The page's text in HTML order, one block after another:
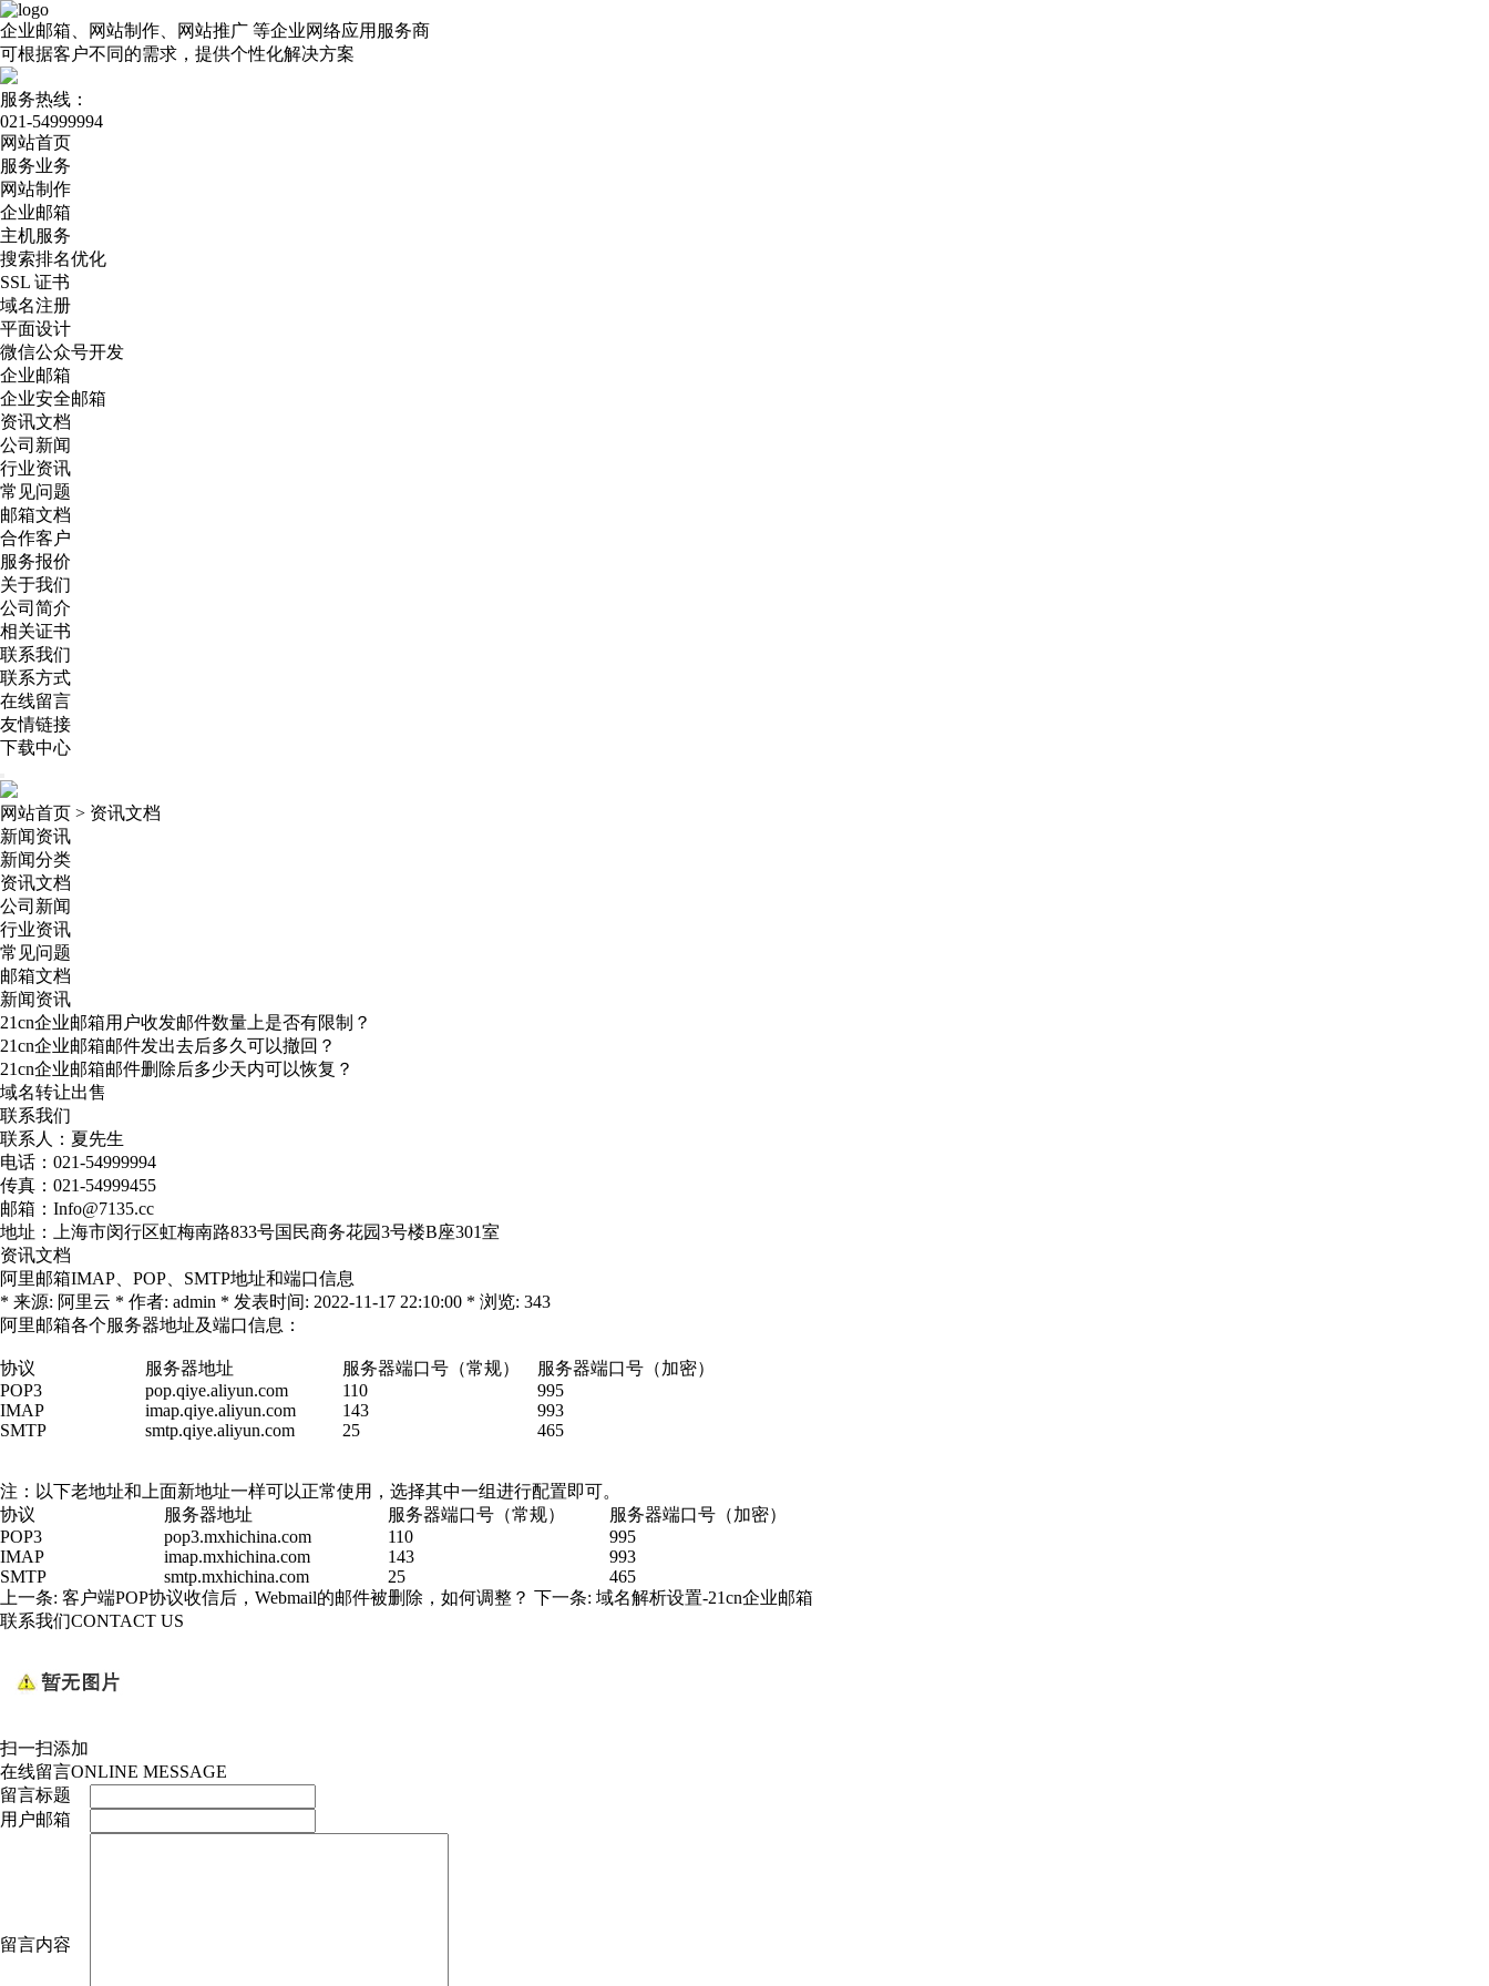
企业邮箱、网站制作、网站推广 等企业网络应用服务商
可根据客户不同的需求，提供个性化解决方案
服务热线：
021-54999994
网站首页
服务业务
网站制作
企业邮箱
主机服务
搜索排名优化
SSL 证书
域名注册
平面设计
微信公众号开发
企业邮箱
企业安全邮箱
资讯文档
公司新闻
行业资讯
常见问题
邮箱文档
合作客户
服务报价
关于我们
公司简介
相关证书
联系我们
联系方式
在线留言
友情链接
下载中心
网站首页 > 资讯文档
新闻资讯
新闻分类
资讯文档
公司新闻
行业资讯
常见问题
邮箱文档
新闻资讯
21cn企业邮箱用户收发邮件数量上是否有限制？
21cn企业邮箱邮件发出去后多久可以撤回？
21cn企业邮箱邮件删除后多少天内可以恢复？
域名转让出售
联系我们
联系人：夏先生
电话：021-54999994
传真：021-54999455
邮箱：Info@7135.cc
地址：上海市闵行区虹梅南路833号国民商务花园3号楼B座301室
资讯文档
阿里邮箱IMAP、POP、SMTP地址和端口信息
* 来源: 阿里云 * 作者: admin * 发表时间: 2022-11-17 22:10:00 * 浏览: 343
阿里邮箱各个服务器地址及端口信息：
协议 服务器地址 服务器端口号（常规）
服务器端口号（加密）
POP3
pop.qiye.aliyun.com 110
995
IMAP
imap.qiye.aliyun.com 143
993
SMTP
smtp.qiye.aliyun.com 25 465
注：以下老地址和上面新地址一样可以正常使用，选择其中一组进行配置即可。
协议
服务器地址 服务器端口号（常规）
服务器端口号（加密）
POP3
pop3.mxhichina.com 110
995
IMAP
imap.mxhichina.com 143
993
SMTP
smtp.mxhichina.com 25
465
上一条: 客户端POP协议收信后，Webmail的邮件被删除，如何调整？ 下一条: 域名解析设置-21cn企业邮箱
联系我们CONTACT US
扫一扫添加
在线留言ONLINE MESSAGE
留言标题
用户邮箱
留言内容